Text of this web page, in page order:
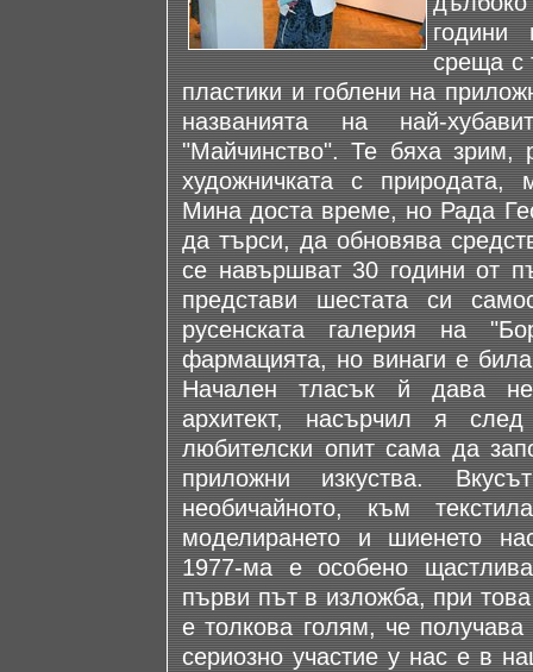
години
среща с
пластики и гоблени на
названията на най-
"Майчинство". Те бяха зрим,
художничката с природата,
Мина доста време, но Рада
да търси, да обновява
се навършват 30 години от
представи шестата си
русенската галерия на
фармацията, но винаги е била
Начален тласък й дава
архитект, насърчил я
любителски опит сама да
приложни изкуства.
необичайното, към
моделирането и шиенето
1977-ма е особено
първи път в изложба, при
е толкова голям, че
сериозно участие у нас е в